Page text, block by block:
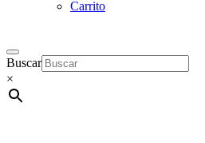
Carrito
Buscar
×